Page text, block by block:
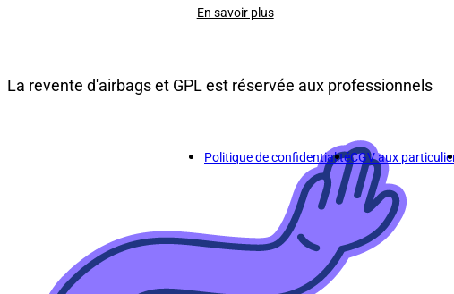
En savoir plus
La revente d'airbags et GPL est réservée aux professionnels
Politique de confidentialitéCGV aux